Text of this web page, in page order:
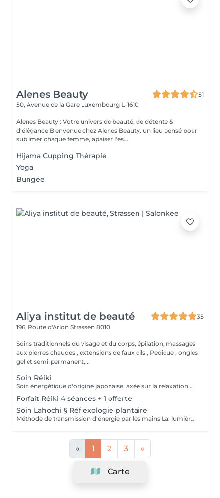
Alenes Beauty
51
50, Avenue de la Gare Luxembourg L-1610
Alenes Beauty : Votre univers de beauté, de détente &
d'élégance Bienvenue chez Alenes Beauty, un lieu pensé pour
sublimer chaque femme, apaiser l'es...
Hijama Cupping Thérapie
Yoga
Bungee
Aliya institut de beauté
35
196, Route d'Arlon Strassen 8010
Soins traditionnels du visage et du corps, épilation, massages
aux pierres chaudes , extensions de faux cils , Pedicue , ongles
gel et semi-permanent,...
Soin Réiki
Soin énergétique d'origine japonaise, axée sur la relaxation et l'harmonisation du corps et de l'esprit. REI: universel KI: énergie vital Le praticien pose doucement les mains sur les différentes zones , il n'y a pas de manipulation ou de pression. Effets: -Réduction du stress et de l'anxiété -Sensation de calme et de lâcher prise -Aide à apaiser le mental -favorise l'endormissement -Aide à relâcher les tensions émotionnelles le réiki est une pratique douce qui vise surtout : -la détente -l'équilibre émotionnel -le bien-être global A faire seul ou en cure de 4 séances
Forfait Réiki 4 séances + 1 offerte
Soin Lahochi § Réflexologie plantaire
Méthode de transmission d'énergie par les mains La: lumière, amour HO: mouvement de l'énergie CHI: energie vitale Effets: -Diminue le stress -Procure un calme profond et durable -Aide à harmoniser le corps et l'esprit - Energie retrouvée - Favorise le lâcher-prise -Harmonisation des Chakras Couplé à la réflexologie plantaire c'est un soin qui apporte une relaxation complète et durable alliant les bienfaits du soin énergétique et ceux de la réflexologie . A faire seul ou en cure de 4 séances "Détente absolue "
« 1 2 3 »
Carte